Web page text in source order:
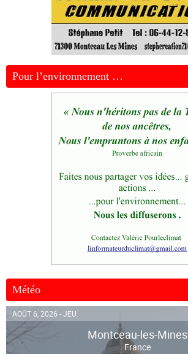
Pour l’environnement …
Météo
AOÛT 6, 2026 - JEU.
Montceau-les-Mines
France